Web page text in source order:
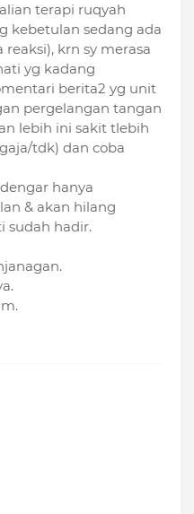
terapi ruqyah
kebetulan sedang ada
krn sy merasa
yg kadang
berita2 yg unit
pergelangan tangan
lebih ini sakit tlebih
tdk) dan coba
hanya
& akan hilang
sudah hadir.